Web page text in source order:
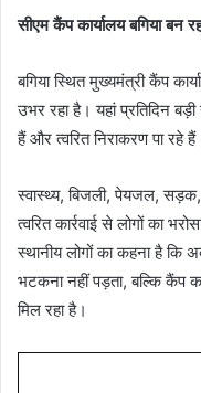
सीएम कैंप कार्यालय बगिया बन
बगिया स्थित मुख्यमंत्री कैंप
उभर रहा है। यहां प्रतिदिन
हैं और त्वरित निराकरण पा रहे
स्वास्थ्य, बिजली, पेयजल, सड़क,
त्वरित कार्रवाई से लोगों का
स्थानीय लोगों का कहना है कि
भटकना नहीं पड़ता, बल्कि कैंप
मिल रहा है।